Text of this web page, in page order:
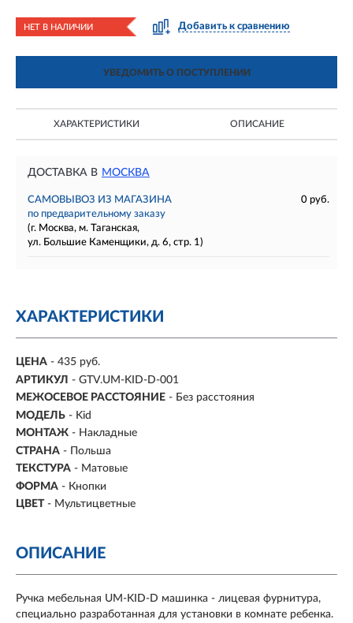
НЕТ В НАЛИЧИИ Добавить к сравнению
УВЕДОМИТЬ О ПОСТУПЛЕНИИ
ХАРАКТЕРИСТИКИ ОПИСАНИЕ
ДОСТАВКА В МОСКВА
САМОВЫВОЗ ИЗ МАГАЗИНА
0 руб.
по предварительному заказу
(г. Москва, м. Таганская,
ул. Большие Каменщики, д. 6, стр. 1)
ХАРАКТЕРИСТИКИ
ЦЕНА - 435 руб.
АРТИКУЛ - GTV.UM-KID-D-001
МЕЖОСЕВОЕ РАССТОЯНИЕ - Без расстояния
МОДЕЛЬ - Kid
МОНТАЖ - Накладные
СТРАНА - Польша
ТЕКСТУРА - Матовые
ФОРМА - Кнопки
ЦВЕТ - Мультицветные
ОПИСАНИЕ
Ручка мебельная UM-KID-D машинка - лицевая фурнитура,
специально разработанная для установки в комнате ребенка.